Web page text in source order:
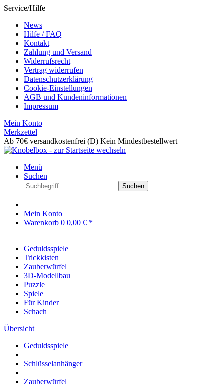
Service/Hilfe
News
Hilfe / FAQ
Kontakt
Zahlung und Versand
Widerrufsrecht
Vertrag widerrufen
Datenschutzerklärung
Cookie-Einstellungen
AGB und Kundeninformationen
Impressum
Mein Konto
Merkzettel
Ab 70€ versandkostenfrei (D) Kein Mindestbestellwert
Menü
Suchen
Suchen
Mein Konto
Warenkorb 0 0,00 € *
Geduldsspiele
Trickkisten
Zauberwürfel
3D-Modellbau
Puzzle
Spiele
Für Kinder
Schach
Übersicht
Geduldsspiele
Schlüsselanhänger
Zauberwürfel